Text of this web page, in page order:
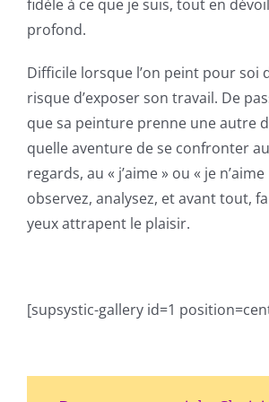
fidèle à ce que je suis, tout en
profond.
Difficile lorsque l’on peint pour soi
risque d’exposer son travail. De
que sa peinture prenne une autre
quelle aventure de se confronter
regards, au « j’aime » ou « je
observez, analysez, et avant tout,
yeux attrapent le plaisir.
[supsystic-gallery id=1